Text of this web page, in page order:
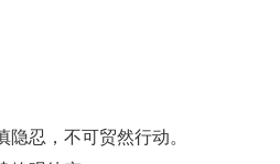
忍，不可贸然行动。